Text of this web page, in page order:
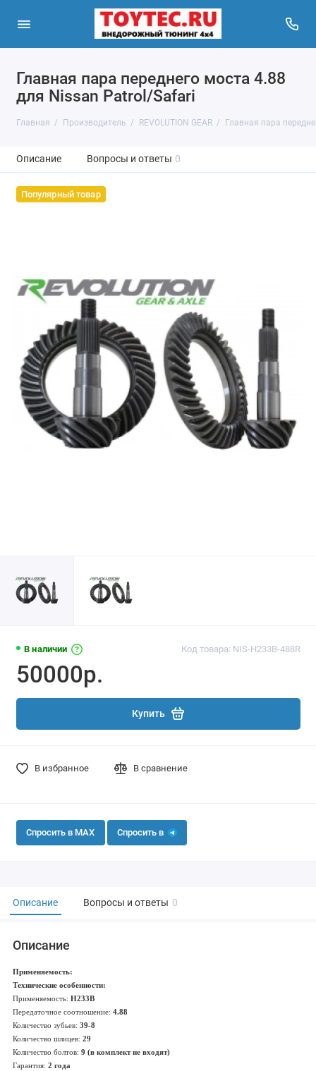
Главная пара переднего моста 4.88
для Nissan Patrol/Safari
Главная Производитель REVOLUTION GEAR Главная пара
Описание Вопросы и ответы 0
Популярный товар
В наличии Код товара: NIS-H233B-488R
50000р.
Купить
В избранное В сравнение
Спросить в MAX Спросить в
Описание Вопросы и ответы 0
Описание
Применяемость:
Технические особенности:
Применяемость: H233B
Передаточное соотношение: 4.88
Количество зубьев: 39-8
Количество шлицев: 29
Количество болтов: 9 (в комплект не входят)
Гарантия: 2 года